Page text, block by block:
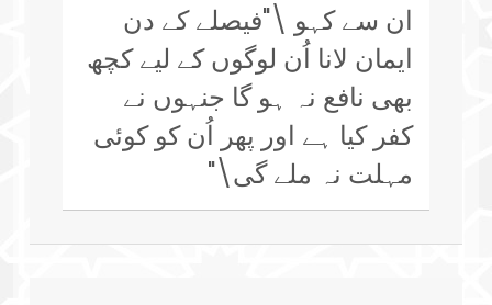
ان سے کہو \"فیصلے کے دن
ایمان لانا اُن لوگوں کے لیے کچھ
بھی نافع نہ ہو گا جنہوں نے
کفر کیا ہے اور پھر اُن کو کوئی
مہلت نہ ملے گی\"